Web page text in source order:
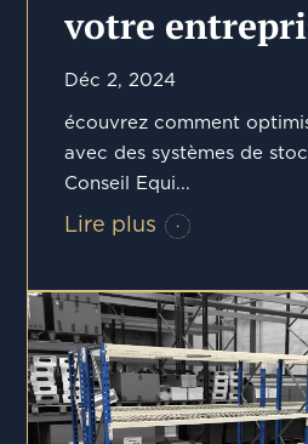
votre
Déc 2, 2024
écouvrez comment
avec des systèmes de
Conseil Equi...
Lire plus